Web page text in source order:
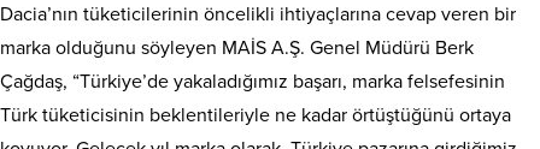
Dacia’nın tüketicilerinin öncelikli ihtiyaçlarına cevap veren bir
marka olduğunu söyleyen MAİS A.Ş. Genel Müdürü Berk
Çağdaş, “Türkiye’de yakaladığımız başarı, marka felsefesinin
Türk tüketicisinin beklentileriyle ne kadar örtüştüğünü ortaya